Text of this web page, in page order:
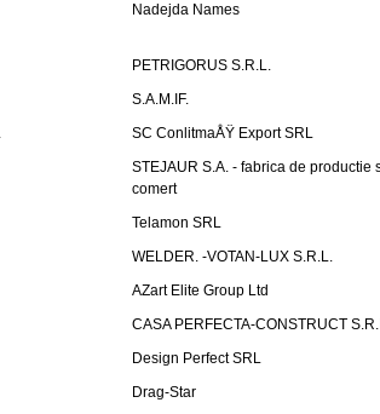
Nadejda Names
PETRIGORUS S.R.L.
S.A.M.IF.
SC ConlitmaÅŸ Export SRL
STEJAUR S.A. - fabrica de productie
comert
Telamon SRL
WELDER. -VOTAN-LUX S.R.L.
AZart Elite Group Ltd
CASA PERFECTA-CONSTRUCT
Design Perfect SRL
Drag-Star